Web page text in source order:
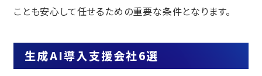
ことも安心して任せるための重要な条件となります。
生成AI導入支援会社6選